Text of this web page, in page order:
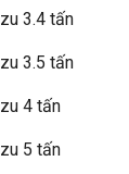
3.4 tấn
3.5 tấn
4 tấn
5 tấn